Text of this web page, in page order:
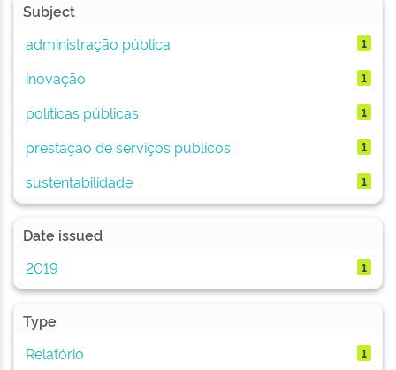
Subject
administração pública
1
inovação 1
políticas públicas 1
prestação de serviços públicos 1
sustentabilidade 1
Date issued
2019
1
Type
Relatório
1